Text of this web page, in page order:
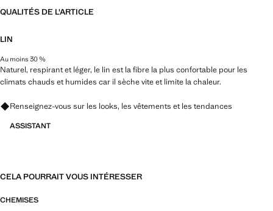
QUALITÉS DE L'ARTICLE
LIN
Au moins 30 %
Naturel, respirant et léger, le lin est la fibre la plus confortable pour les
climats chauds et humides car il sèche vite et limite la chaleur.
Renseignez-vous sur les looks, les vêtements et les tendances
ASSISTANT
CELA POURRAIT VOUS INTÉRESSER
CHEMISES